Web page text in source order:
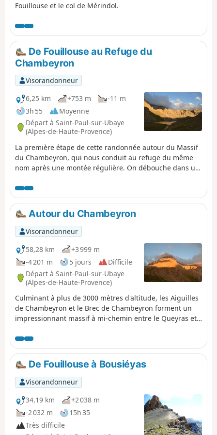
Fouillouse et le col de Mérindol.
De Fouillouse au Refuge du
Chambeyron
Visorandonneur
6,25 km
+753 m
-11 m
3h 55
Moyenne
Départ à Saint-Paul-sur-Ubaye
(Alpes-de-Haute-Provence)
La première étape de cette randonnée autour du Massif
du Chambeyron, qui nous conduit au refuge du même
nom après une montée régulière. On débouche dans un
Autour du Chambeyron
Visorandonneur
58,28 km
+3 999 m
-4 201 m
5 jours
Difficile
Départ à Saint-Paul-sur-Ubaye
(Alpes-de-Haute-Provence)
Culminant à plus de 3000 mètres d'altitude, les Aiguilles
de Chambeyron et le Brec de Chambeyron forment un
impressionnant massif à mi-chemin entre le Queyras et
parcours sans difficulté technique avec des cols à plus
de 2700m et un sommet à plus de 3000m. Le cadre est
de toute beauté et on est le plus souvent dans une
ambiance de haute montagne.
De Fouillouse à Bousiéyas
Visorandonneur
34,19 km
+2 038 m
-2 032 m
15h 35
Très difficile